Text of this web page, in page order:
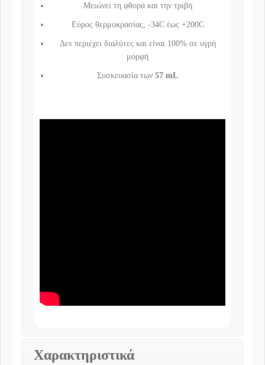
Μειώνει τη φθορά και την τριβή
Εύρος θερμοκρασίας, -34C έως +200C
Δεν περιέχει διαλύτες και είναι 100% σε υγρή
μορφή
Συσκευασία των 57 mL
Χαρακτηριστικά